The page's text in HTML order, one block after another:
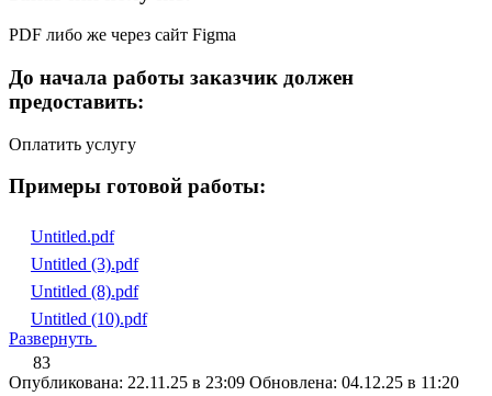
PDF либо же через сайт Figma
До начала работы заказчик должен
предоставить:
Оплатить услугу
Примеры готовой работы:
Untitled.pdf
Untitled (3).pdf
Untitled (8).pdf
Untitled (10).pdf
Развернуть
83
Опубликована: 22.11.25 в 23:09 Обновлена: 04.12.25 в 11:20